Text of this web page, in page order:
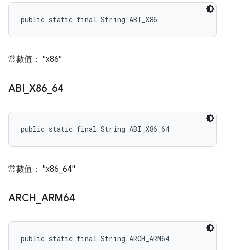
public static final String ABI_X86
常數值： "x86"
ABI X86 64
public static final String ABI_X86_64
常數值： "x86_64"
ARCH ARM64
public static final String ARCH_ARM64